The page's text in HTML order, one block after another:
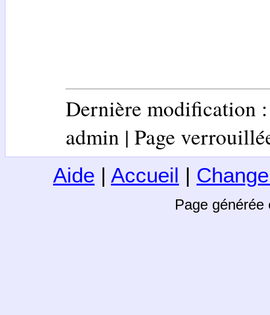
Dernière modification
admin | Page
Aide | Accueil |
Page générée